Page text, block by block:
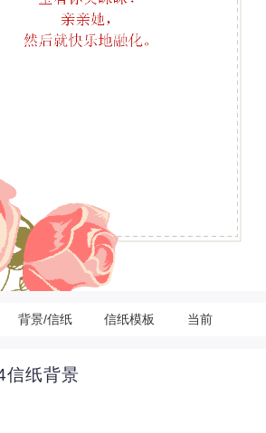
背景/信纸 信纸模板 当前
信纸背景